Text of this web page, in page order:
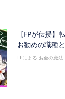
【FPが伝授
お勧めの職種
FPによる お金の魔法